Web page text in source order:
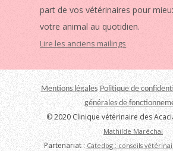
part de vos vétérinaires pour
votre animal au quotidien.
Lire les anciens mailings
Mentions légales Politique de
générales de
© 2020 Clinique vétérinaire des
Mathilde Maréchal
Partenariat : Catedog : conseils